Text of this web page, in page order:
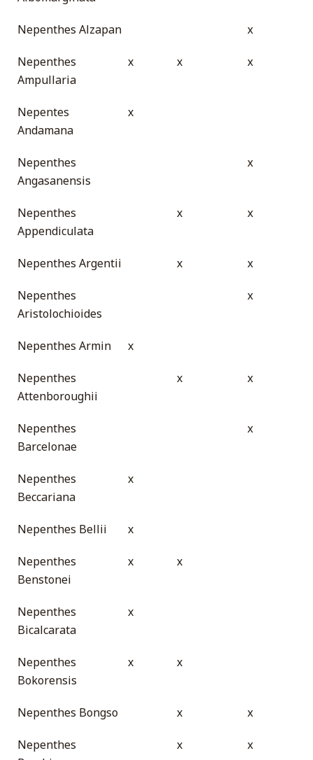
Nepenthes Alzapan x
Nepenthes
Ampullaria
x x x
Nepentes
Andamana
x
Nepenthes
Angasanensis
x
Nepenthes
Appendiculata
x x
Nepenthes Argentii x x
Nepenthes
Aristolochioides
x
Nepenthes Armin x
Nepenthes
Attenboroughii
x x
Nepenthes
Barcelonae
x
Nepenthes
Beccariana
x
Nepenthes Bellii x
Nepenthes
Benstonei
x x
Nepenthes
Bicalcarata
x
Nepenthes
Bokorensis
x x
Nepenthes Bongso x x
Nepenthes
x x